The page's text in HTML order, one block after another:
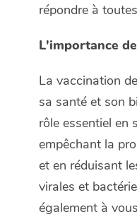
répondre à
L'importance
La vaccination
sa santé et son
rôle essentiel en
empêchant la
et en réduisant
virales et
également à